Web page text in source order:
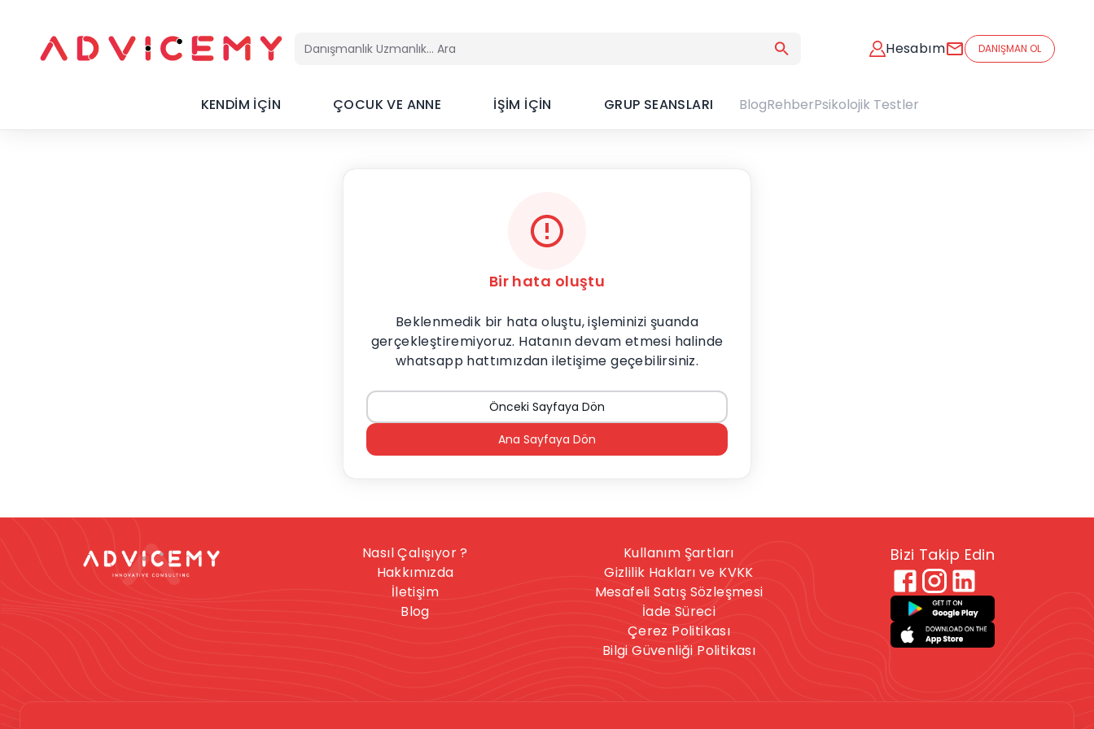
Hesabım DANIŞMAN OL
KENDİM İÇİN ÇOCUK VE ANNE İŞİM İÇİN GRUP SEANSLARI BlogRehberPsikolojik Testler
Bir hata oluştu
Beklenmedik bir hata oluştu, işleminizi şuanda
gerçekleştiremiyoruz. Hatanın devam etmesi halinde
whatsapp hattımızdan iletişime geçebilirsiniz.
Önceki Sayfaya Dön
Ana Sayfaya Dön
Nasıl Çalışıyor ?
Hakkımızda
İletişim
Blog
Kullanım Şartları
Gizlilik Hakları ve KVKK
Mesafeli Satış Sözleşmesi
İade Süreci
Çerez Politikası
Bilgi Güvenliği Politikası
Bizi Takip Edin